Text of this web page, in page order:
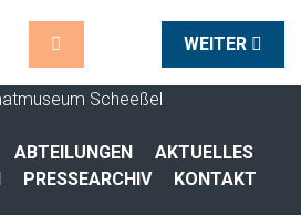
WEITER
ABTEILUNGEN
AKTUELLES
PRESSEARCHIV KONTAKT